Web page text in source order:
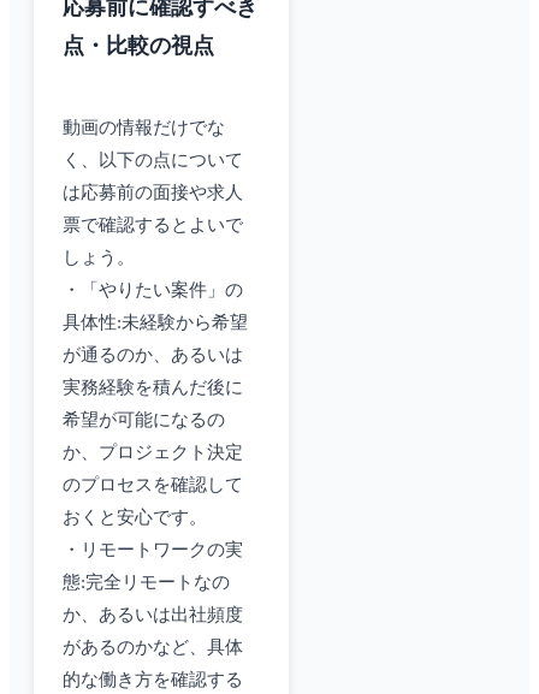
応募前に確認すべき
点・比較の視点
動画の情報だけでな
く、以下の点について
は応募前の面接や求人
票で確認するとよいで
しょう。
・「やりたい案件」の
具体性:未経験から希望
が通るのか、あるいは
実務経験を積んだ後に
希望が可能になるの
か、プロジェクト決定
のプロセスを確認して
おくと安心です。
・リモートワークの実
態:完全リモートなの
か、あるいは出社頻度
があるのかなど、具体
的な働き方を確認する